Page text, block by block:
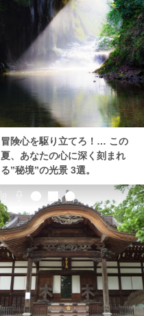
冒険心を駆り立てろ！… この
夏、あなたの心に深く刻まれ
る”秘境”の光景 3選。